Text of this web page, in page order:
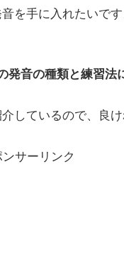
を手に入れたいです
発音の種類と練習法
介しているので、良
ンサーリンク